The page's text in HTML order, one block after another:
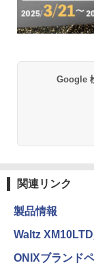
Google
関連リンク
製品情報
Waltz
ONIXブランド